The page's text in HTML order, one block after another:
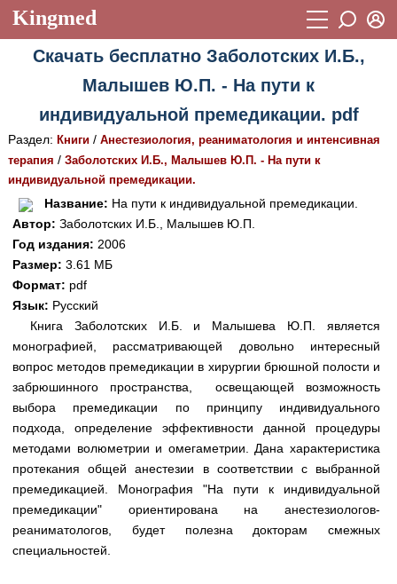
Kingmed
Учебный материал
Видеогалерея 899
Истории болезней 1268
Лекции и презентации 2474
Аккредитационные тесты
Методические рекомендации
Научно-популярное
Новости (244)
Медицинская стандартизация
Нормативы экстренной и неотложной помощи
Нормы лабораторных и инструментальных
исследований
Восстановить пароль
Регистрация
Вход
Скачать бесплатно Заболотских И.Б.,
Малышев Ю.П. - На пути к
индивидуальной премедикации. pdf
Раздел: Книги/ Анестезиология, реаниматология и интенсивная
терапия / Заболотских И.Б., Малышев Ю.П. - На пути к
индивидуальной премедикации.
Название: На пути к индивидуальной премедикации.
Автор: Заболотских И.Б., Малышев Ю.П.
Год издания: 2006
Размер: 3.61 МБ
Формат: pdf
Язык: Русский
Книга Заболотских И.Б. и Малышева Ю.П. является
монографией, рассматривающей довольно интересный
вопрос методов премедикации в хирургии брюшной полости и
забрюшинного пространства, освещающей возможность
выбора премедикации по принципу индивидуального
подхода, определение эффективности данной процедуры
методами волюметрии и омегаметрии. Дана характеристика
протекания общей анестезии в соответствии с выбранной
премедикацией. Монография "На пути к индивидуальной
премедикации" ориентирована на анестезиологов-
реаниматологов, будет полезна докторам смежных
специальностей.